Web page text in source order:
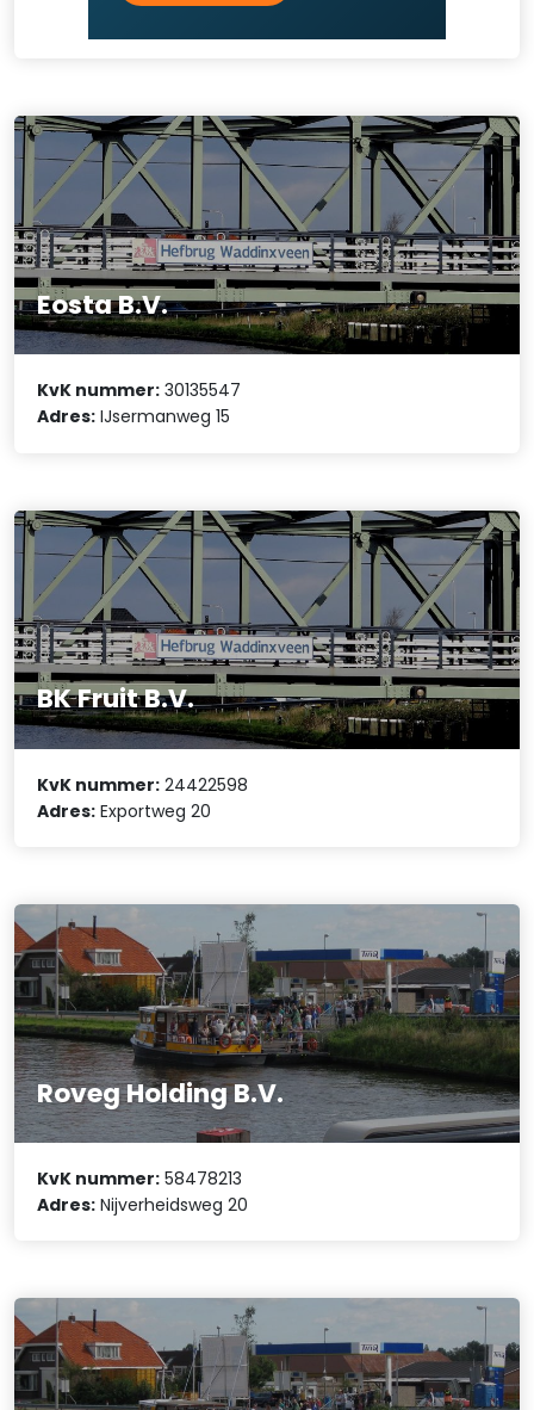
Eosta B.V.
KvK nummer: 30135547
Adres: IJsermanweg 15
BK Fruit B.V.
KvK nummer: 24422598
Adres: Exportweg 20
Roveg Holding B.V.
KvK nummer: 58478213
Adres: Nijverheidsweg 20